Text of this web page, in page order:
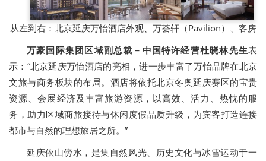
从左到右：北京延庆万怡酒店外观、万荟轩（Pavilion）、客房
万豪国际集团区域副总裁－中国特许经营杜晓林先生表
示：“北京延庆万怡酒店的亮相，进一步丰富了万怡品牌在北京
文旅与商务板块的布局。酒店将依托北京冬奥延庆赛区的宝贵
资源、会展经济及丰富旅游资源，以高效、活力、热忱的服
务，助力区域商旅接待与休闲度假品质升级，为宾客打造连接
都市与自然的理想旅居之所。”
延庆依山傍水，是集自然风光、历史文化与冰雪运动于一